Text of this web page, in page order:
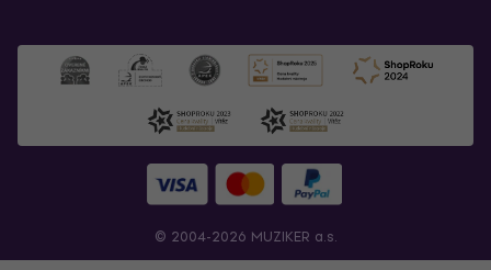
© 2004-2026 MUZIKER a.s.